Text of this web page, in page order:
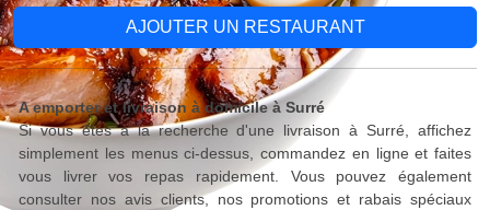
AJOUTER UN RESTAURANT
A emporter et livraison à domicile à Surré
Si vous êtes à la recherche d'une livraison à Surré, affichez
simplement les menus ci-dessus, commandez en ligne et faites
vous livrer vos repas rapidement. Vous pouvez également
consulter nos avis clients, nos promotions et rabais spéciaux